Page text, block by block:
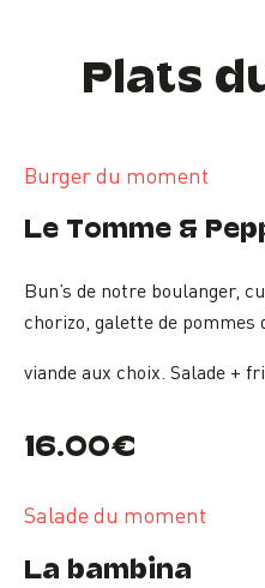
Plats
Burger du moment
Le Tomme &
Bun’s de notre boulanger,
chorizo, galette de pommes
viande aux choix. Salade +
16.00€
Salade du moment
La bambina